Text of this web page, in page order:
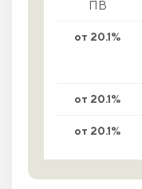
ПВ
от 20.1%
от 20.1%
от 20.1%